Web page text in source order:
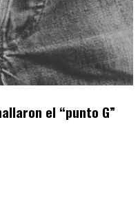
el “punto G”